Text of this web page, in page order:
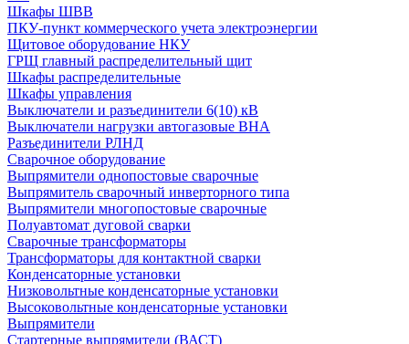
Шкафы ШВВ
ПКУ-пункт коммерческого учета электроэнергии
Щитовое оборудование НКУ
ГРЩ главный распределительный щит
Шкафы распределительные
Шкафы управления
Выключатели и разъединители 6(10) кВ
Выключатели нагрузки автогазовые ВНА
Разъединители РЛНД
Сварочное оборудование
Выпрямители однопостовые сварочные
Выпрямитель сварочный инверторного типа
Выпрямители многопостовые сварочные
Полуавтомат дуговой сварки
Сварочные трансформаторы
Трансформаторы для контактной сварки
Конденсаторные установки
Низковольтные конденсаторные установки
Высоковольтные конденсаторные установки
Выпрямители
Стартерные выпрямители (ВАСТ)